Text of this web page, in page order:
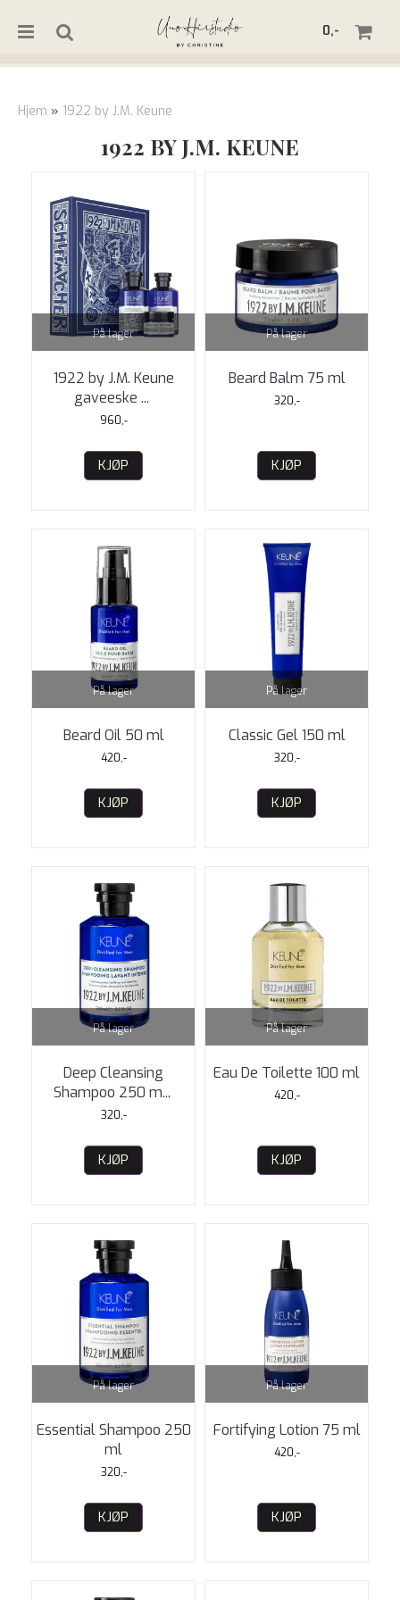
0,-
Hjem » 1922 by J.M. Keune
1922 BY J.M. KEUNE
På lager
1922 by J.M. Keune
gaveeske ...
960,-
KJØP
På lager
Beard Balm 75 ml
320,-
KJØP
På lager
Beard Oil 50 ml
420,-
KJØP
På lager
Classic Gel 150 ml
320,-
KJØP
På lager
Deep Cleansing
Shampoo 250 m...
320,-
KJØP
På lager
Eau De Toilette 100 ml
420,-
KJØP
På lager
Essential Shampoo 250
ml
320,-
KJØP
På lager
Fortifying Lotion 75 ml
420,-
KJØP